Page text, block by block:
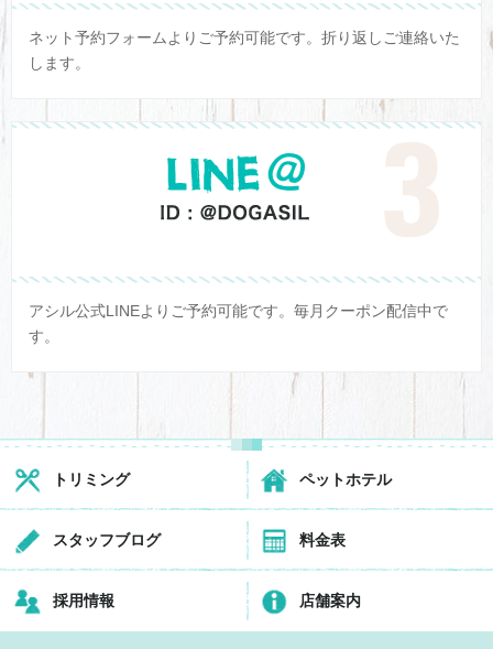
ネット予約フォームよりご予約可能です。折り返しご連絡いた
します。
アシル公式LINEよりご予約可能です。毎月クーポン配信中で
す。
トリミング ペットホテル
スタッフブログ 料金表
採用情報 店舗案内